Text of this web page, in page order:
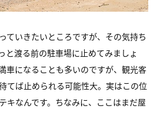
いきたいところですが、 その気持ち
と渡る前の駐車場に止めてみましょ
車になることも多いのですが、 観光客
てば止められる可能性大。 実はこの位
キなんです。 ちなみに、ここはまだ屋